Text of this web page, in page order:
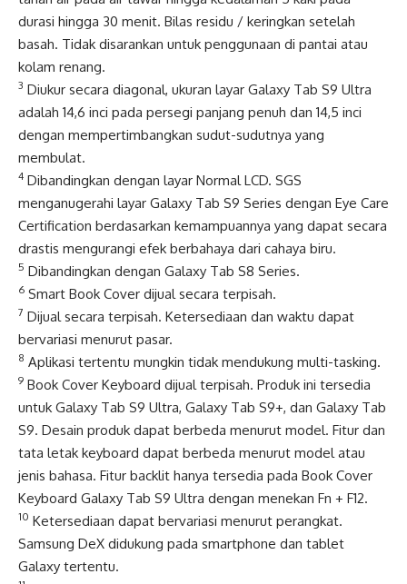
durasi hingga 30 menit. Bilas residu / keringkan setelah
basah. Tidak disarankan untuk penggunaan di pantai atau
kolam renang.
3 Diukur secara diagonal, ukuran layar Galaxy Tab S9 Ultra
adalah 14,6 inci pada persegi panjang penuh dan 14,5 inci
dengan mempertimbangkan sudut-sudutnya yang
membulat.
4 Dibandingkan dengan layar Normal LCD. SGS
menganugerahi layar Galaxy Tab S9 Series dengan Eye Care
Certification berdasarkan kemampuannya yang dapat secara
drastis mengurangi efek berbahaya dari cahaya biru.
5 Dibandingkan dengan Galaxy Tab S8 Series.
6 Smart Book Cover dijual secara terpisah.
7 Dijual secara terpisah. Ketersediaan dan waktu dapat
bervariasi menurut pasar.
8 Aplikasi tertentu mungkin tidak mendukung multi-tasking.
9 Book Cover Keyboard dijual terpisah. Produk ini tersedia
untuk Galaxy Tab S9 Ultra, Galaxy Tab S9+, dan Galaxy Tab
S9. Desain produk dapat berbeda menurut model. Fitur dan
tata letak keyboard dapat berbeda menurut model atau
jenis bahasa. Fitur backlit hanya tersedia pada Book Cover
Keyboard Galaxy Tab S9 Ultra dengan menekan Fn + F12.
10 Ketersediaan dapat bervariasi menurut perangkat.
Samsung DeX didukung pada smartphone dan tablet
Galaxy tertentu.